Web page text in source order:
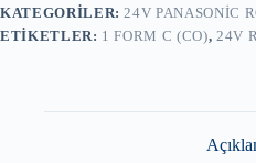
KATEGORILER:24V PANASONIC
ETIKETLER: 1 FORM C (CO), 24V